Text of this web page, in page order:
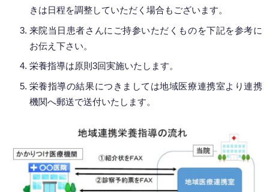
きは日程を調整していただく場合もございます。
来院当日患者さんにご持参いただくものを下記を参考に
お伝え下さい。
栄養指導は原則3回実施いたします。
栄養指導の結果につきましては地域医療連携室より連携
機関へ郵送で送付いたします。